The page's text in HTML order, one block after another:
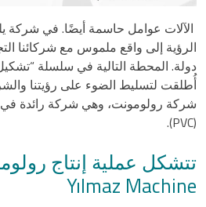
الآلات عوامل حاسمة أيضًا. في شركة
دولة. المحطة التالية في سلسلة
أُطلقت لتسليط الضوء على رؤيتنا
شركة رولومونت، وهي شركة رائدة في
(PVC).
تتشكل عملية إنتاج
Yılmaz Machine